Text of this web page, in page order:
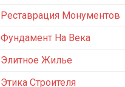
Реставрация Монументов
Фундамент На Века
Элитное Жилье
Этика Строителя